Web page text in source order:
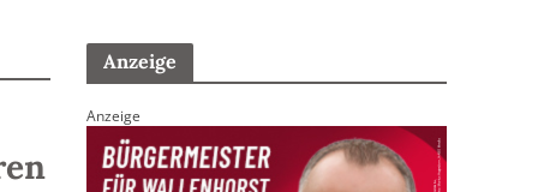
Anzeige
Anzeige